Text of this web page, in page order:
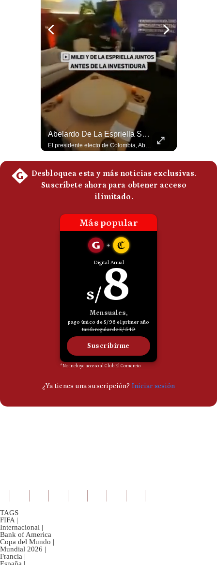
Condiciones
Preguntas
Frecuentes
Abelardo De La Espriella Se Reúne Con Javier Milei En Cali | Gestión Mundo
El presidente electo de Colombia, Abelardo de la Espriella, sostuvo una reunión bilateral en Cali con el mandatario argentino Javier Milei. El encuentro se dio pocas horas antes de la ceremonia de investidura presidencial para el periodo 2026-2030, marcando el inicio de una nueva alianza estratégica regional. #DeLaEspriella #JavierMilei #Colombia #Argentina #PoliticaLatina #Shorts 👉 Suscríbete y activa la campana para no perderte nuestro análisis diario. 🌎 Síguenos en nuestras redes sociales: 📌 Web oficial: https://gestion.pe/mundo/ 📌 LinkedIn: http://bit.ly/3HYIET0 📌 X (Twitter): http://bit.ly/4noZtX9 📌 TikTok: http://bit.ly/4evB6TO
TAGS
FIFA |
Internacional |
Bank of America |
Copa del Mundo |
Mundial 2026 |
Francia |